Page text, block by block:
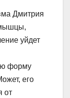
Дмитрия
уйдет
форму
его
от